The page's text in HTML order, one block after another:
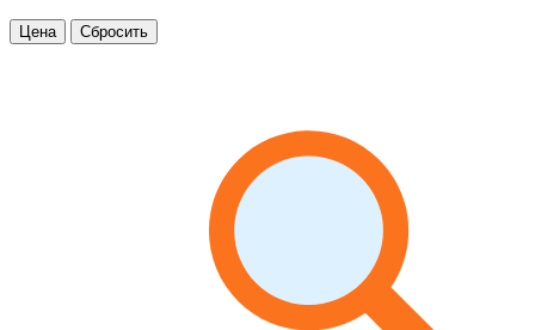
Цена Сбросить